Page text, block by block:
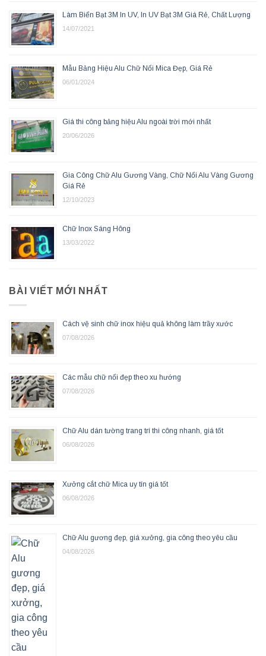
Làm Biển Bạt 3M In UV, In UV Bạt 3M Giá Rẻ, Chất Lượng
14/07/2021
Mẫu Bảng Hiệu Alu Chữ Nổi Mica Đẹp, Giá Rẻ
06/01/2024
Giá thi công bảng hiệu Alu ngoài trời mới nhất
20/06/2026
Gia Công Chữ Alu Gương Vàng, Chữ Nổi Alu Vàng Gương
Giá Rẻ
12/10/2023
Chữ Inox Sáng Hông
13/03/2022
BÀI VIẾT MỚI NHẤT
Cách vệ sinh chữ inox hiệu quả không làm trầy xước
07/08/2026
Các mẫu chữ nổi đẹp theo xu hướng
07/08/2026
Chữ Alu dán tường trang trí thi công nhanh, giá tốt
06/08/2026
Xưởng cắt chữ Mica uy tín giá tốt
06/08/2026
Chữ Alu gương đẹp, giá xưởng, gia công theo yêu cầu
04/08/2026